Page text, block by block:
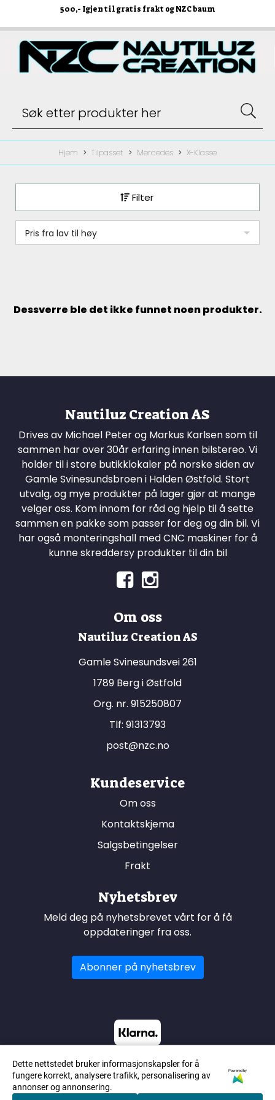
500,- Igjen til gratis frakt og NZC baum
Hjem Tilpasset Mercedes X-Klasse
Filter
Pris fra lav til høy
Dessverre ble det ikke funnet noen produkter.
Nautiluz Creation AS
Drives av Michael Peter og Markus Karlsen som til
sammen har over 30år erfaring innen bilstereo. Vi
holder til i store butikklokaler på norske siden av
Gamle Svinesundsbroen i Halden Østfold. Stort
utvalg, og mye produkter på lager gjør at mange
velger oss. Kom innom for råd og hjelp til å sette
sammen en pakke som passer for deg og din bil. Vi
har også monteringshall med CNC maskiner for å
kunne skreddersy produkter til din bil
Om oss
Nautiluz Creation AS
Gamle Svinesundsvei 261
1789 Berg i Østfold
Org. nr. 915250807
Tlf: 91313793
post@nzc.no
Kundeservice
Om oss
Kontaktskjema
Salgsbetingelser
Frakt
Nyhetsbrev
Meld deg på nyhetsbrevet vårt for å få
oppdateringer fra oss.
Abonner på nyhetsbrev
Dette nettstedet bruker informasjonskapsler for å
fungere korrekt, analysere trafikk, personalisering av
annonser og annonsering.
Powered by